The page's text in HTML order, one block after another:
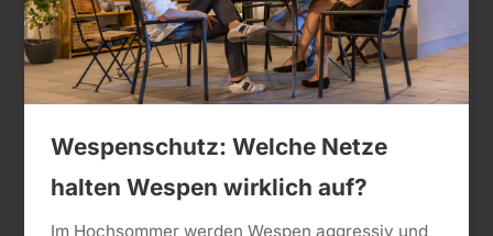
Wespenschutz: Welche Netze
halten Wespen wirklich auf?
Im Hochsommer werden Wespen aggressiv und